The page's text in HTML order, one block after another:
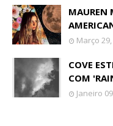
MAUREN
Março 29,
COVE
COM
Janeiro